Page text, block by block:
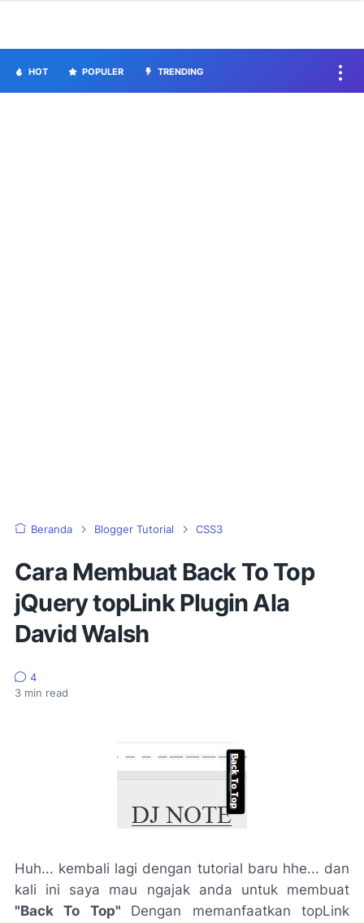
HOT POPULER TRENDING
Beranda Blogger Tutorial CSS3
Cara Membuat Back To Top
jQuery topLink Plugin Ala
David Walsh
4
3 min read
Huh... kembali lagi dengan tutorial baru hhe... dan
kali ini saya mau ngajak anda untuk membuat
"Back To Top" Dengan memanfaatkan topLink